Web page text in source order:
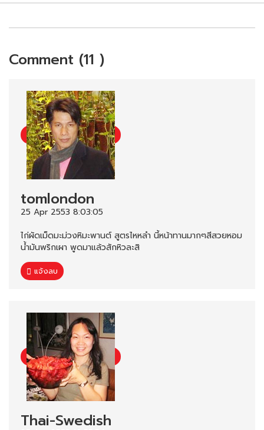
Comment (11 )
tomlondon
25 Apr 2553 8:03:05
ไก่ผัดเม็ดมะม่วงหิมะพานต์ สูตรไหหลำ นี้หน้าทานมากๆสีสวยหอม
น้ำมันพริกเผา พูดมาแล้วสักหิวละสิ
แจ้งลบ
Thai-Swedish